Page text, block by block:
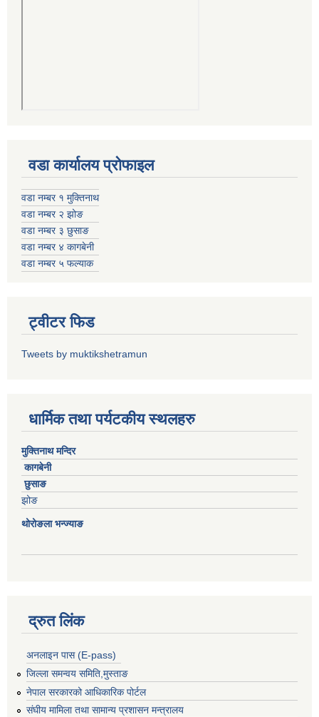
वडा कार्यालय प्रोफाइल
वडा नम्बर १ मुक्तिनाथ
वडा नम्बर २ झोङ
वडा नम्बर ३ छुसाङ
वडा नम्बर ४ कागबेनी
वडा नम्बर ५ फल्याक
ट्वीटर फिड
Tweets by muktikshetramun
धार्मिक तथा पर्यटकीय स्थलहरु
मुक्तिनाथ मन्दिर
कागबेनी
छुसाङ
झोङ
थोरोङला भन्ज्याङ
द्रुत लिंक
अनलाइन पास (E-pass)
जिल्ला समन्वय समिति,मुस्ताङ
नेपाल सरकारको आधिकारिक पोर्टल
संघीय मामिला तथा सामान्य प्रशासन मन्त्रालय